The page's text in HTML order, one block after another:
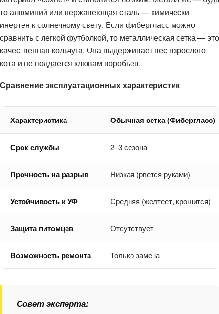
то алюминий или нержавеющая сталь — химически
инертен к солнечному свету. Если фибергласс можно
сравнить с легкой футболкой, то металлическая сетка — это
качественная кольчуга. Она выдерживает вес взрослого
кота и не поддается клювам воробьев.
Сравнение эксплуатационных характеристик
Характеристика Обычная сетка (Фибергласс)
Срок службы 2–3 сезона
Прочность на разрыв Низкая (рвется руками)
Устойчивость к УФ Средняя (желтеет, крошится)
Защита питомцев Отсутствует
Возможность ремонта Только замена
Совет эксперта: